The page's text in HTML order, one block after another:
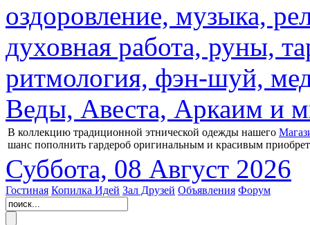
оздоровление, музыка,
духовная работа, руны,
ритмология, фэн-шуй,
Веды, Авеста, Аркаим и
В коллекцию традиционной этнической одежды нашего
шанс пополнить гардероб оригинальным и красивым
Суббота, 08 Август 2026
Гостиная Копилка Идей Зал Друзей Объявления Форум